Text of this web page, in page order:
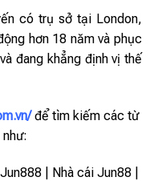
có trụ sở tại London,
hơn 18 năm và phục
đang khẳng định vị thế
để tìm kiếm các từ
| Nhà cái Jun88 |